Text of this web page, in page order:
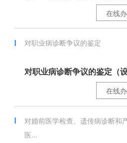
在线
对职业病诊断争议的鉴定
对职业病诊断争议的鉴定（
在线
对婚前医学检查、遗传病诊断和
医...